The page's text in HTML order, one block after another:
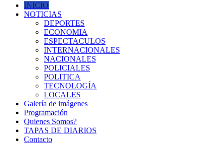
INICIO
NOTICIAS
DEPORTES
ECONOMIA
ESPECTACULOS
INTERNACIONALES
NACIONALES
POLICIALES
POLITICA
TECNOLOGÍA
LOCALES
Galería de imágenes
Programación
Quienes Somos?
TAPAS DE DIARIOS
Contacto